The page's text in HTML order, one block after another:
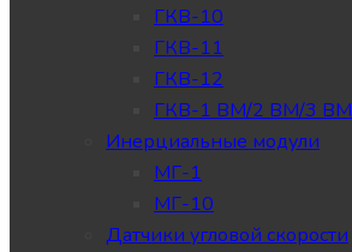
ГКВ-10
ГКВ-11
ГКВ-12
ГКВ-1 ВМ/2 ВМ/3 ВМ
Инерциальные модули
МГ-1
МГ-10
Датчики угловой скорости